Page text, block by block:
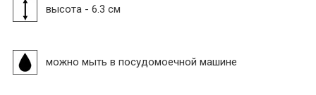
высота - 6.3 см
можно мыть в посудомоечной машине